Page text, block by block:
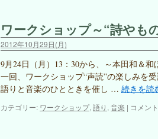
ク
シ
は
ョ
ッ
プ・
和
ぼ
っ
こ
＂
ワークショップ～“詩やも
2012年10月29日(月)
9月24日（月）13：30から、～本田和＆
一回、ワークショップ“声読”の楽しみを
語りと音楽のひとときを催し … 続きを読
カテゴリー: ワークショップ, 語り , 音楽 | ワ
コメン